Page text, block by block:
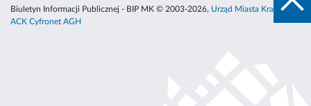
Biuletyn Informacji Publicznej - BIP MK © 2003-2026, Urząd Miasta Krakowa
ACK Cyfronet AGH